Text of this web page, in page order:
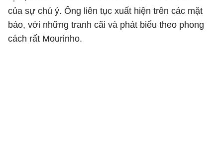
của sự chú ý. Ông liên tục xuất hiện trên các mặt
báo, với những tranh cãi và phát biểu theo phong
cách rất Mourinho.